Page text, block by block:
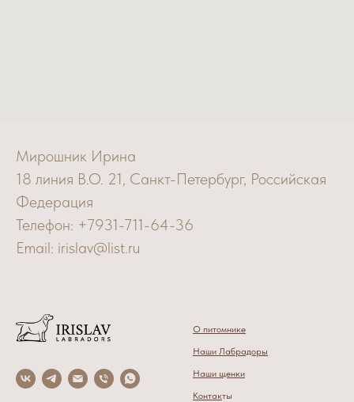
Мирошник Ирина
18 линия В.О. 21, Санкт-Петербург, Российская
Федерация
Телефон: +7931-711-64-36
Email: irislav@list.ru
О питомнике
Наши Лабрадоры
Наши щенки
Контакты